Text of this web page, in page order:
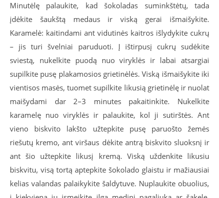
Minutėlę palaukite, kad šokoladas suminkštėtų, tada
įdėkite šaukštą medaus ir viską gerai išmaišykite.
Karamelė: kaitindami ant vidutinės kaitros išlydykite cukrų
– jis turi švelniai paruduoti. Į ištirpusį cukrų sudėkite
sviestą, nukelkite puodą nuo viryklės ir labai atsargiai
supilkite pusę plakamosios grietinėlės. Viską išmaišykite iki
vientisos masės, tuomet supilkite likusią grietinėlę ir nuolat
maišydami dar 2–3 minutes pakaitinkite. Nukelkite
karamelę nuo viryklės ir palaukite, kol ji sutirštės. Ant
vieno biskvito lakšto užtepkite pusę paruošto žemės
riešutų kremo, ant viršaus dėkite antrą biskvito sluoksnį ir
ant šio užtepkite likusį kremą. Viską uždenkite likusiu
biskvitu, visą tortą aptepkite šokolado glaistu ir mažiausiai
kelias valandas palaikykite šaldytuve. Nuplaukite obuolius,